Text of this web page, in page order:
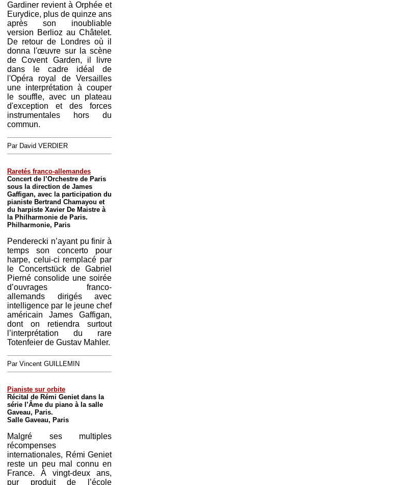
Gardiner revient à Orphée et
Eurydice, plus de quinze ans
après son inoubliable
version Berlioz au Châtelet.
De retour de Londres où il
donna l'œuvre sur la scène
de Covent Garden, il livre
dans le cadre idéal de
l'Opéra royal de Versailles
une interprétation à couper
le souffle, avec un plateau
d'exception et des forces
instrumentales hors du
commun.
Par David VERDIER
Raretés franco-allemandes
Concert de l’Orchestre de Paris
sous la direction de James
Gaffigan, avec la participation du
pianiste Bertrand Chamayou et
du harpiste Xavier De Maistre à
la Philharmonie de Paris.
Philharmonie, Paris
Penderecki n’ayant pu finir à
temps son concerto pour
harpe, celui-ci remplacé par
le Concertstück de Gabriel
Pierné consolide une soirée
d’ouvrages franco-
allemands dirigés avec
intelligence par le jeune chef
américain James Gaffigan,
dont on retiendra surtout
l’interprétation du rare
Totenfeier de Gustav Mahler.
Par Vincent GUILLEMIN
Pianiste sur orbite
Récital de Rémi Geniet dans la
série l’Âme du piano à la salle
Gaveau, Paris.
Salle Gaveau, Paris
Malgré ses multiples
récompenses
internationales, Rémi Geniet
reste un peu mal connu en
France. À vingt-deux ans,
pur produit de l’école